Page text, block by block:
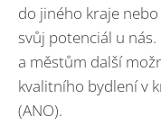
do jiného kraje
svůj potenciál u
a městům další
kvalitního bydlení v
(ANO).